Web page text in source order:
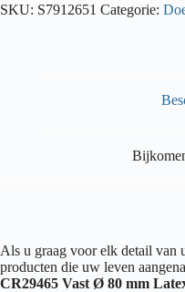
SKU: S7912651 Categorie:
Als u graag voor elk detail van
producten die uw leven
CR29465 Vast Ø 80 mm